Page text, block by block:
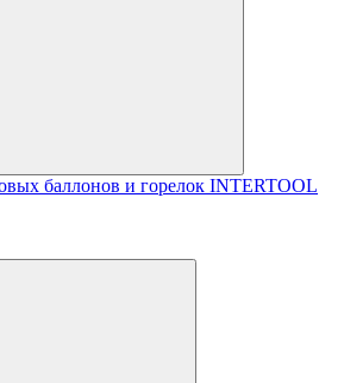
баллонов и горелок INTERTOOL